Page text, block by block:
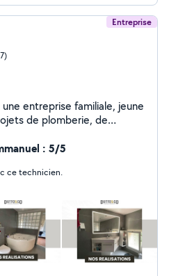
Entreprise
entreprise familiale, jeune
urgences et dépannage eau Habilité au travaux PMR
: 5/5
ce technicien.